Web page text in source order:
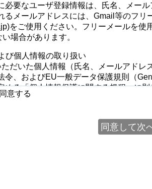
必要なユーザ登録情報は、氏名、メー
るメールアドレスには、Gmail等のフ
をご使用ください。フリーメールを
場合があります。
び個人情報の取り扱い
だいた個人情報（氏名、メールアドレ
令、およびEU一般データ保護規則（
める「個人情報保護に関する規程」に
意する
同意して次